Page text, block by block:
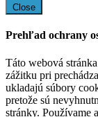
Close
Prehľad ochrany
Táto webová
zážitku pri
ukladajú súbory
pretože sú
stránky. Používame